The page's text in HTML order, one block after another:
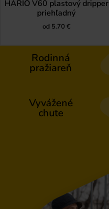
HARIO V60 plastový dripper
priehľadný
od 5.70 €
Rodinná
pražiareň
Vyvážené
chute